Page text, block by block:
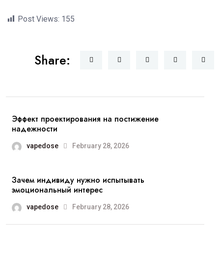
Post Views: 155
Share:
Эффект проектирования на постижение
надежности
vapedose February 28, 2026
Зачем индивиду нужно испытывать
эмоциональный интерес
vapedose February 28, 2026